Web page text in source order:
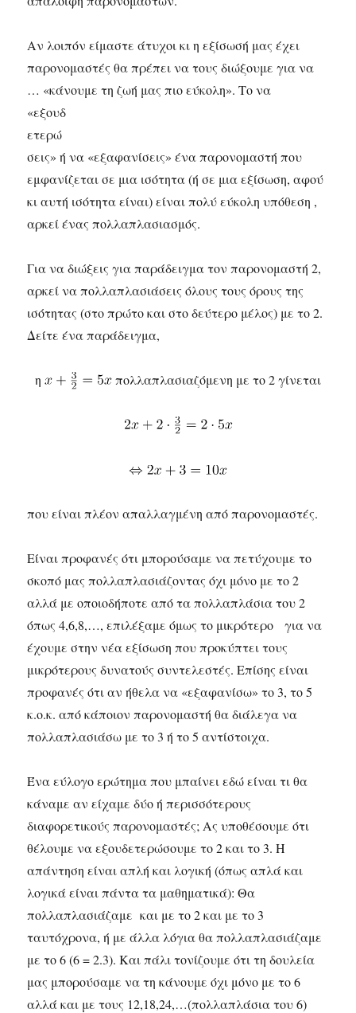
Αν λοιπόν είμαστε άτυχοι κι η εξίσωσή μας έχει
παρονομαστές θα πρέπει να τους διώξουμε για να
… «κάνουμε τη ζωή μας πιο εύκολη». Το να
«εξουδ
ετερώ
σεις» ή να «εξαφανίσεις» ένα παρονομαστή που
εμφανίζεται σε μια ισότητα (ή σε μια εξίσωση, αφού
κι αυτή ισότητα είναι) είναι πολύ εύκολη υπόθεση ,
αρκεί ένας πολλαπλασιασμός.
Για να διώξεις για παράδειγμα τον παρονομαστή 2,
αρκεί να πολλαπλασιάσεις όλους τους όρους της
ισότητας (στο πρώτο και στο δεύτερο μέλος) με το 2.
Δείτε ένα παράδειγμα,
η πολλαπλασιαζόμενη με το 2 γίνεται
που είναι πλέον απαλλαγμένη από παρονομαστές.
Είναι προφανές ότι μπορούσαμε να πετύχουμε το
σκοπό μας πολλαπλασιάζοντας όχι μόνο με το 2
αλλά με οποιοδήποτε από τα πολλαπλάσια του 2
όπως 4,6,8,…, επιλέξαμε όμως το μικρότερο για να
έχουμε στην νέα εξίσωση που προκύπτει τους
μικρότερους δυνατούς συντελεστές. Επίσης είναι
προφανές ότι αν ήθελα να «εξαφανίσω» το 3, το 5
κ.ο.κ. από κάποιον παρονομαστή θα διάλεγα να
πολλαπλασιάσω με το 3 ή το 5 αντίστοιχα.
Ένα εύλογο ερώτημα που μπαίνει εδώ είναι τι θα
κάναμε αν είχαμε δύο ή περισσότερους
διαφορετικούς παρονομαστές; Ας υποθέσουμε ότι
θέλουμε να εξουδετερώσουμε το 2 και το 3. Η
απάντηση είναι απλή και λογική (όπως απλά και
λογικά είναι πάντα τα μαθηματικά): Θα
πολλαπλασιάζαμε και με το 2 και με το 3
ταυτόχρονα, ή με άλλα λόγια θα πολλαπλασιάζαμε
με το 6 (6 = 2.3). Και πάλι τονίζουμε ότι τη δουλεία
μας μπορούσαμε να τη κάνουμε όχι μόνο με το 6
αλλά και με τους 12,18,24,…(πολλαπλάσια του 6)